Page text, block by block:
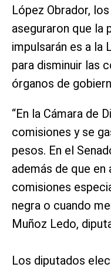
López Obrador,
aseguraron que la
impulsarán es a la
para disminuir las
órganos de
“En la Cámara de
comisiones y se
pesos. En el
además de que en
comisiones
negra o cuando
Muñoz Ledo,
Los diputados